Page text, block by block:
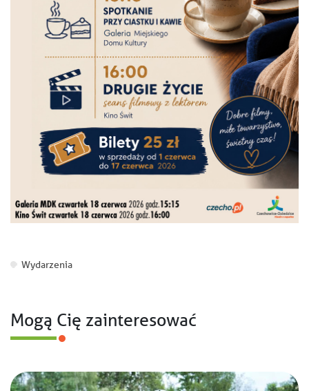
Wydarzenia
Mogą Cię zainteresować